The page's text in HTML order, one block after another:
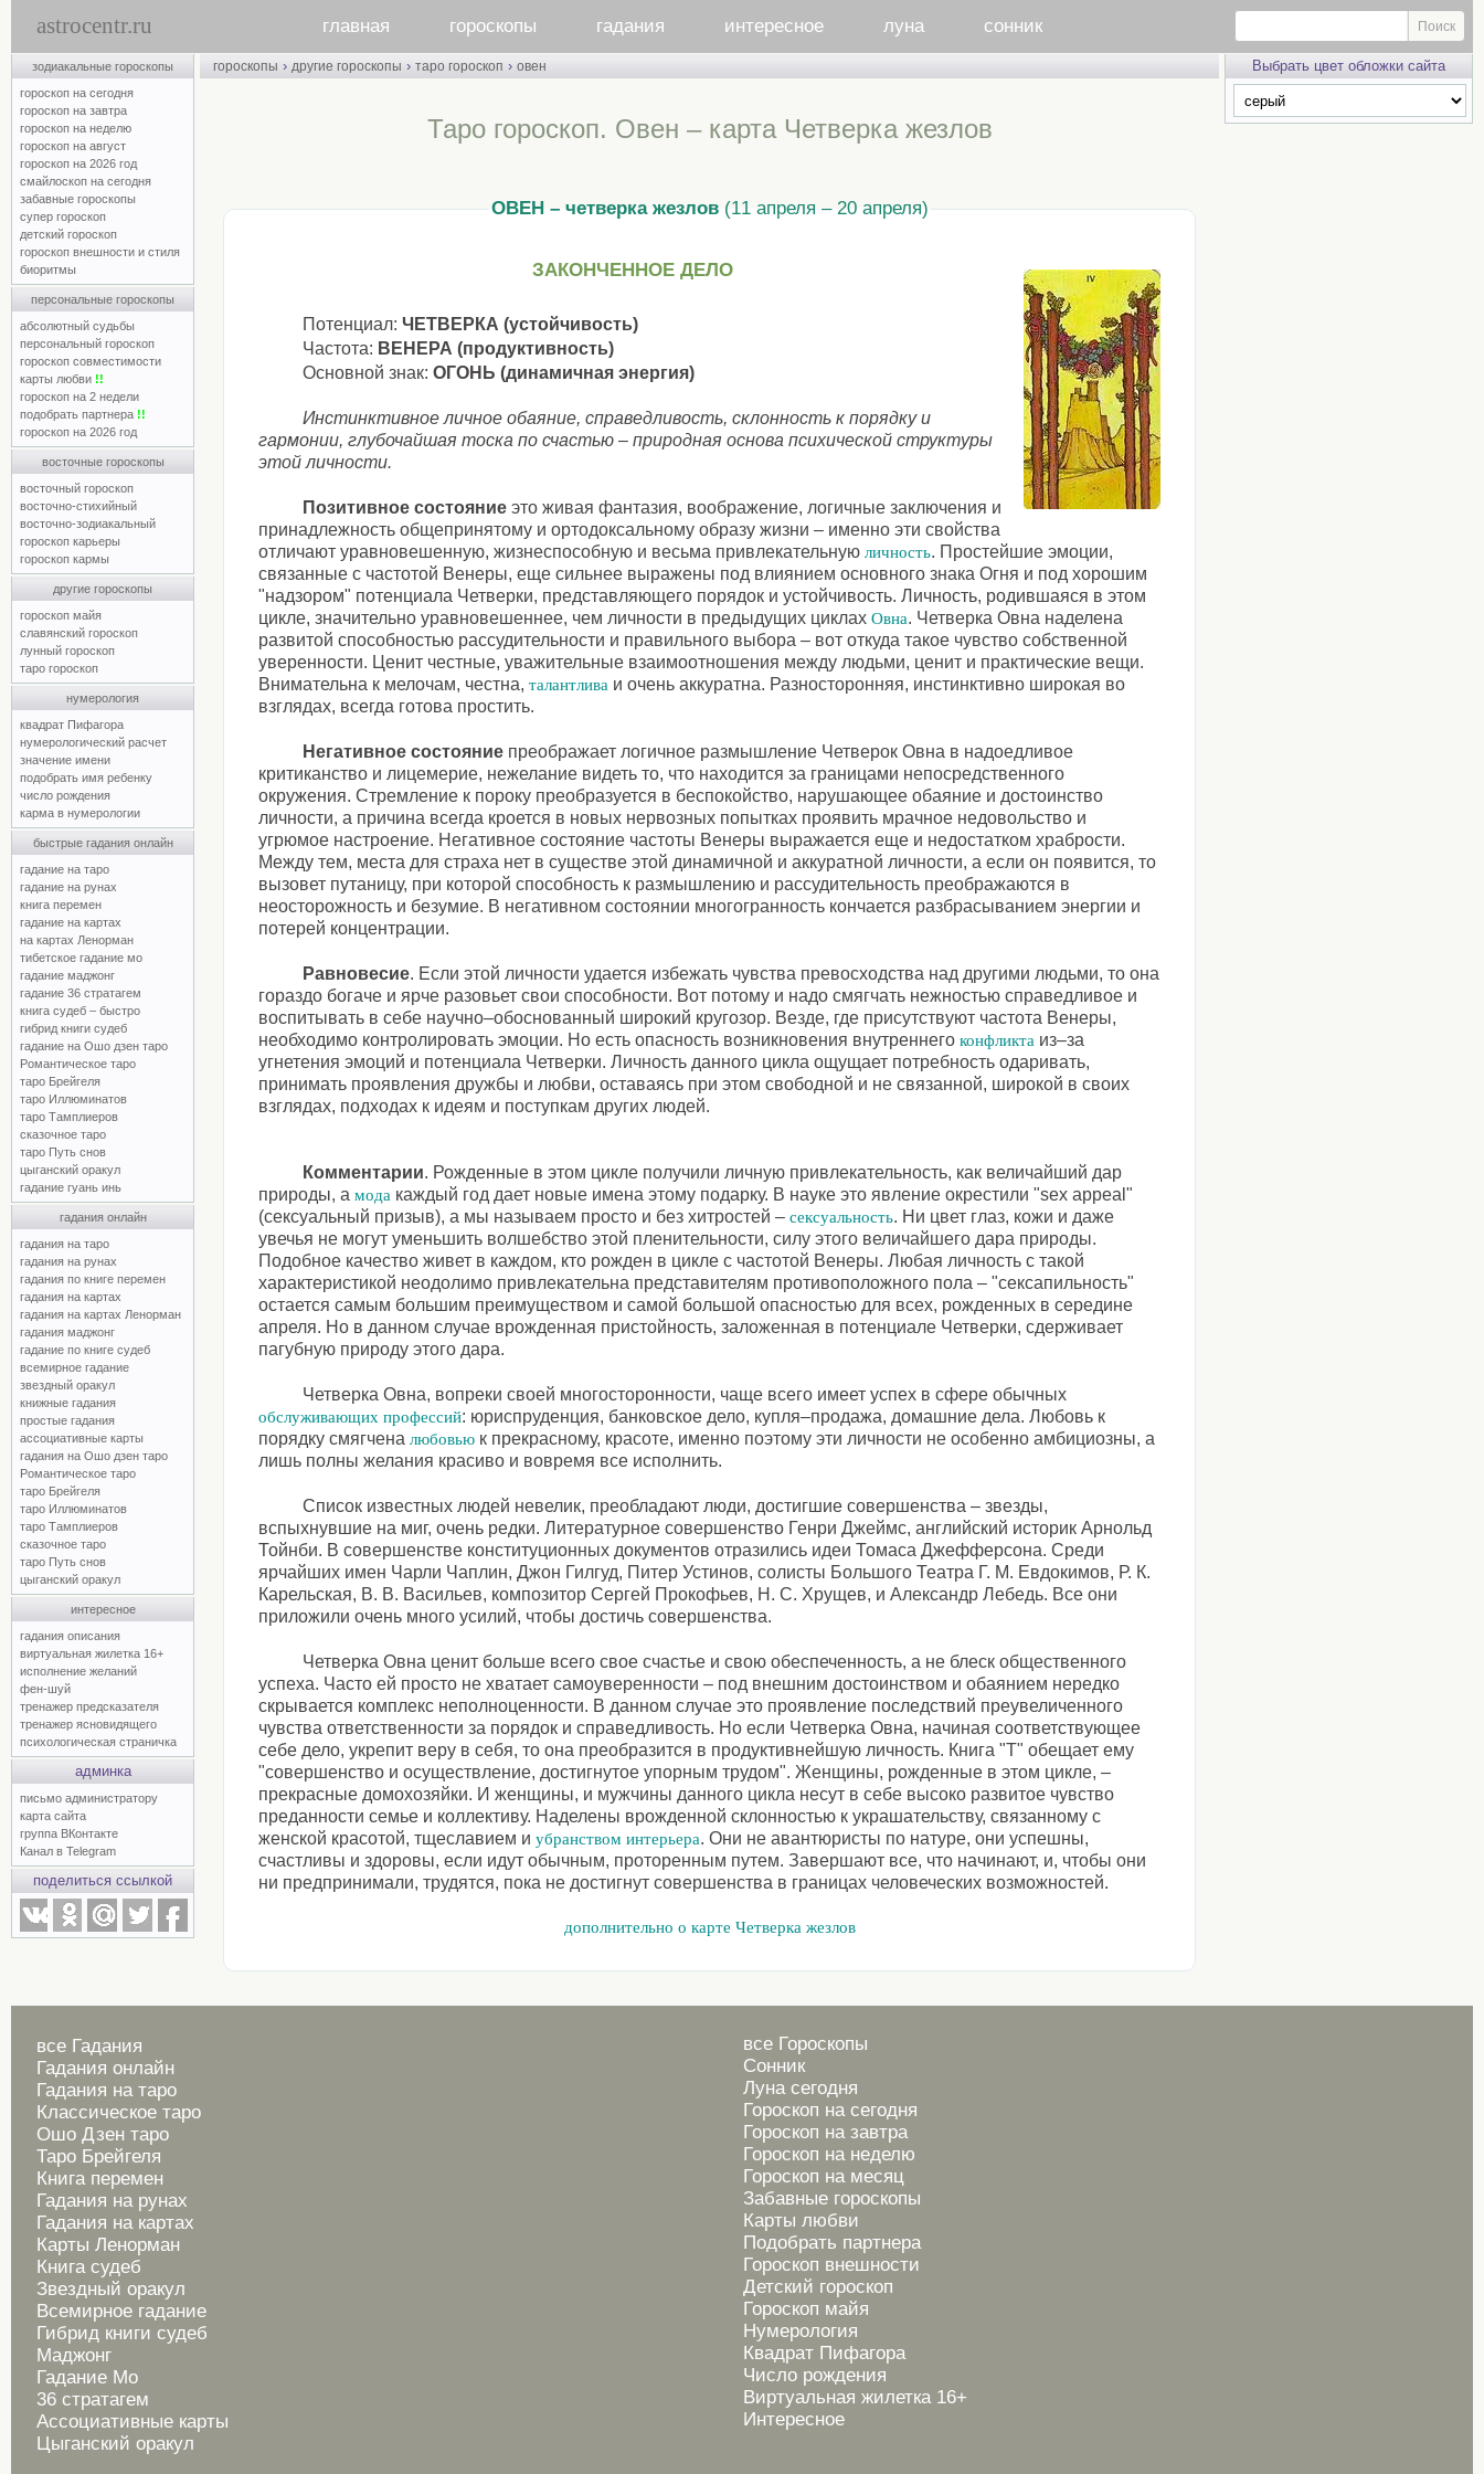
astrocentr.ru главная гороскопы гадания интересное луна сонник
зодиакальные гороскопы
гороскоп на сегодня
гороскоп на завтра
гороскоп на неделю
гороскоп на август
гороскоп на 2026 год
смайлоскоп на сегодня
забавные гороскопы
супер гороскоп
детский гороскоп
гороскоп внешности и стиля
биоритмы
персональные гороскопы
абсолютный судьбы
персональный гороскоп
гороскоп совместимости
карты любви !!
гороскоп на 2 недели
подобрать партнера !!
гороскоп на 2026 год
восточные гороскопы
восточный гороскоп
восточно-стихийный
восточно-зодиакальный
гороскоп карьеры
гороскоп кармы
другие гороскопы
гороскоп майя
славянский гороскоп
лунный гороскоп
таро гороскоп
нумерология
квадрат Пифагора
нумерологический расчет
значение имени
подобрать имя ребенку
число рождения
карма в нумерологии
быстрые гадания онлайн
гадание на таро
гадание на рунах
книга перемен
гадание на картах
на картах Ленорман
тибетское гадание мо
гадание маджонг
гадание 36 стратагем
книга судеб – быстро
гибрид книги судеб
гадание на Ошо дзен таро
Романтическое таро
таро Брейгеля
таро Иллюминатов
таро Тамплиеров
сказочное таро
таро Путь снов
цыганский оракул
гадание гуань инь
гадания онлайн
гадания на таро
гадания на рунах
гадания по книге перемен
гадания на картах
гадания на картах Ленорман
гадания маджонг
гадание по книге судеб
всемирное гадание
звездный оракул
книжные гадания
простые гадания
ассоциативные карты
гадания на Ошо дзен таро
Романтическое таро
таро Брейгеля
таро Иллюминатов
таро Тамплиеров
сказочное таро
таро Путь снов
цыганский оракул
интересное
гадания описания
виртуальная жилетка 16+
исполнение желаний
фен-шуй
тренажер предсказателя
тренажер ясновидящего
психологическая страничка
админка
письмо администратору
карта сайта
группа ВКонтакте
Канал в Telegram
поделиться ссылкой
гороскопы › другие гороскопы › таро гороскоп › овен
Таро гороскоп. Овен – карта Четверка жезлов
ОВЕН – четверка жезлов(11 апреля – 20 апреля)
ЗАКОНЧЕННОЕ ДЕЛО
Потенциал:ЧЕТВЕРКА (устойчивость)
Частота: ВЕНЕРА (продуктивность)
Основной знак:ОГОНЬ (динамичная энергия)
Инстинктивное личное обаяние, справедливость, склонность к порядку и
гармонии, глубочайшая тоска по счастью – природная основа психической структуры
этой личности.
Позитивное состояние это живая фантазия, воображение, логичные заключения и
принадлежность общепринятому и ортодоксальному образу жизни – именно эти свойства
отличают уравновешенную, жизнеспособную и весьма привлекательнуюличность. Простейшие эмоции,
связанные с частотой Венеры, еще сильнее выражены под влиянием основного знака Огня и под хорошим
"надзором" потенциала Четверки, представляющего порядок и устойчивость. Личность, родившаяся в этом
цикле, значительно уравновешеннее, чем личности в предыдущих циклахОвна. Четверка Овна наделена
развитой способностью рассудительности и правильного выбора – вот откуда такое чувство собственной
уверенности. Ценит честные, уважительные взаимоотношения между людьми, ценит и практические вещи.
Внимательна к мелочам, честна,талантлива и очень аккуратна. Разносторонняя, инстинктивно широкая во
взглядах, всегда готова простить.
Негативное состояние преображает логичное размышление Четверок Овна в надоедливое
критиканство и лицемерие, нежелание видеть то, что находится за границами непосредственного
окружения. Стремление к пороку преобразуется в беспокойство, нарушающее обаяние и достоинство
личности, а причина всегда кроется в новых нервозных попытках проявить мрачное недовольство и
угрюмое настроение. Негативное состояние частоты Венеры выражается еще и недостатком храбрости.
Между тем, места для страха нет в существе этой динамичной и аккуратной личности, а если он появится, то
вызовет путаницу, при которой способность к размышлению и рассудительность преображаются в
неосторожность и безумие. В негативном состоянии многогранность кончается разбрасыванием энергии и
потерей концентрации.
Равновесие. Если этой личности удается избежать чувства превосходства над другими людьми, то она
гораздо богаче и ярче разовьет свои способности. Вот потому и надо смягчать нежностью справедливое и
воспитывать в себе научно–обоснованный широкий кругозор. Везде, где присутствуют частота Венеры,
необходимо контролировать эмоции. Но есть опасность возникновения внутреннегоконфликта из–за
угнетения эмоций и потенциала Четверки. Личность данного цикла ощущает потребность одаривать,
принимать проявления дружбы и любви, оставаясь при этом свободной и не связанной, широкой в своих
взглядах, подходах к идеям и поступкам других людей.
Комментарии. Рожденные в этом цикле получили личную привлекательность, как величайший дар
природы, амода каждый год дает новые имена этому подарку. В науке это явление окрестили "sex appeal"
(сексуальный призыв), а мы называем просто и без хитростей –сексуальность. Ни цвет глаз, кожи и даже
увечья не могут уменьшить волшебство этой пленительности, силу этого величайшего дара природы.
Подобное качество живет в каждом, кто рожден в цикле с частотой Венеры. Любая личность с такой
характеристикой неодолимо привлекательна представителям противоположного пола – "сексапильность"
остается самым большим преимуществом и самой большой опасностью для всех, рожденных в середине
апреля. Но в данном случае врожденная пристойность, заложенная в потенциале Четверки, сдерживает
пагубную природу этого дара.
Четверка Овна, вопреки своей многосторонности, чаще всего имеет успех в сфере обычных
обслуживающих профессий: юриспруденция, банковское дело, купля–продажа, домашние дела. Любовь к
порядку смягченалюбовью к прекрасному, красоте, именно поэтому эти личности не особенно амбициозны, а
лишь полны желания красиво и вовремя все исполнить.
Список известных людей невелик, преобладают люди, достигшие совершенства – звезды,
вспыхнувшие на миг, очень редки. Литературное совершенство Генри Джеймс, английский историк Арнольд
Тойнби. В совершенстве конституционных документов отразились идеи Томаса Джефферсона. Среди
ярчайших имен Чарли Чаплин, Джон Гилгуд, Питер Устинов, солисты Большого Театра Г. М. Евдокимов, Р. К.
Карельская, В. В. Васильев, композитор Сергей Прокофьев, Н. С. Хрущев, и Александр Лебедь. Все они
приложили очень много усилий, чтобы достичь совершенства.
Четверка Овна ценит больше всего свое счастье и свою обеспеченность, а не блеск общественного
успеха. Часто ей просто не хватает самоуверенности – под внешним достоинством и обаянием нередко
скрывается комплекс неполноценности. В данном случае это проявление последствий преувеличенного
чувства ответственности за порядок и справедливость. Но если Четверка Овна, начиная соответствующее
себе дело, укрепит веру в себя, то она преобразится в продуктивнейшую личность. Книга "Т" обещает ему
"совершенство и осуществление, достигнутое упорным трудом". Женщины, рожденные в этом цикле, –
прекрасные домохозяйки. И женщины, и мужчины данного цикла несут в себе высоко развитое чувство
преданности семье и коллективу. Наделены врожденной склонностью к украшательству, связанному с
женской красотой, тщеславием иубранством интерьера. Они не авантюристы по натуре, они успешны,
счастливы и здоровы, если идут обычным, проторенным путем. Завершают все, что начинают, и, чтобы они
ни предпринимали, трудятся, пока не достигнут совершенства в границах человеческих возможностей.
дополнительно о карте Четверка жезлов
Выбрать цвет обложки сайта
все Гадания
Гадания онлайн
Гадания на таро
Классическое таро
Ошо Дзен таро
Таро Брейгеля
Книга перемен
Гадания на рунах
Гадания на картах
Карты Ленорман
Книга судеб
Звездный оракул
Всемирное гадание
Гибрид книги судеб
Маджонг
Гадание Мо
36 стратагем
Ассоциативные карты
Цыганский оракул
все Гороскопы
Сонник
Луна сегодня
Гороскоп на сегодня
Гороскоп на завтра
Гороскоп на неделю
Гороскоп на месяц
Забавные гороскопы
Карты любви
Подобрать партнера
Гороскоп внешности
Детский гороскоп
Гороскоп майя
Нумерология
Квадрат Пифагора
Число рождения
Виртуальная жилетка 16+
Интересное